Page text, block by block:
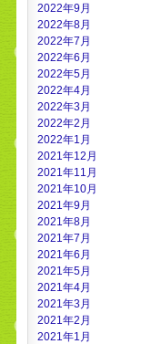
2022年9月
2022年8月
2022年7月
2022年6月
2022年5月
2022年4月
2022年3月
2022年2月
2022年1月
2021年12月
2021年11月
2021年10月
2021年9月
2021年8月
2021年7月
2021年6月
2021年5月
2021年4月
2021年3月
2021年2月
2021年1月